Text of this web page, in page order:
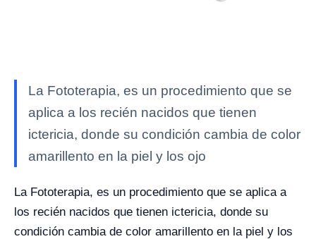
La Fototerapia, es un procedimiento que se
aplica a los recién nacidos que tienen
ictericia, donde su condición cambia de color
amarillento en la piel y los ojo
La Fototerapia, es un procedimiento que se aplica a
los recién nacidos que tienen ictericia, donde su
condición cambia de color amarillento en la piel y los